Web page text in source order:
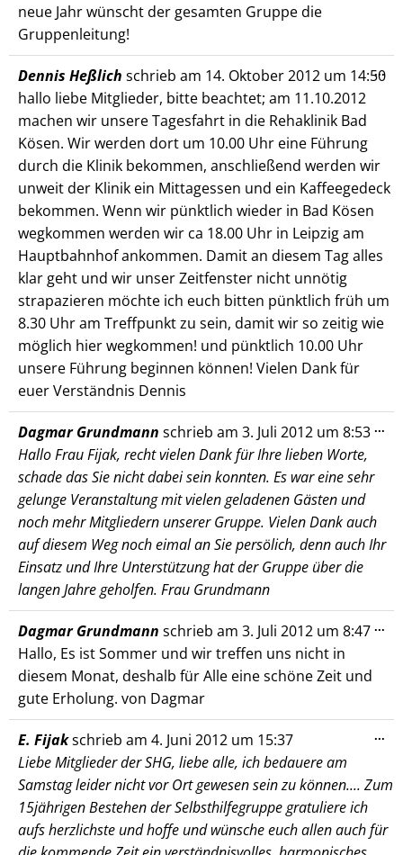
neue Jahr wünscht der gesamten Gruppe die
Gruppenleitung!
Dennis Heßlich schrieb am 14. Oktober 2012 um 14:50
hallo liebe Mitglieder, bitte beachtet; am 11.10.2012
machen wir unsere Tagesfahrt in die Rehaklinik Bad
Kösen. Wir werden dort um 10.00 Uhr eine Führung
durch die Klinik bekommen, anschließend werden wir
unweit der Klinik ein Mittagessen und ein Kaffeegedeck
bekommen. Wenn wir pünktlich wieder in Bad Kösen
wegkommen werden wir ca 18.00 Uhr in Leipzig am
Hauptbahnhof ankommen. Damit an diesem Tag alles
klar geht und wir unser Zeitfenster nicht unnötig
strapazieren möchte ich euch bitten pünktlich früh um
8.30 Uhr am Treffpunkt zu sein, damit wir so zeitig wie
möglich hier wegkommen! und pünktlich 10.00 Uhr
unsere Führung beginnen können! Vielen Dank für
euer Verständnis Dennis
...
Dagmar Grundmann schrieb am 3. Juli 2012 um 8:53
Hallo Frau Fijak, recht vielen Dank für Ihre lieben Worte,
schade das Sie nicht dabei sein konnten. Es war eine sehr
gelunge Veranstaltung mit vielen geladenen Gästen und
noch mehr Mitgliedern unserer Gruppe. Vielen Dank auch
auf diesem Weg noch eimal an Sie persölich, denn auch Ihr
Einsatz und Ihre Unterstützung hat der Gruppe über die
langen Jahre geholfen. Frau Grundmann
...
Dagmar Grundmann schrieb am 3. Juli 2012 um 8:47
Hallo, Es ist Sommer und wir treffen uns nicht in
diesem Monat, deshalb für Alle eine schöne Zeit und
gute Erholung. von Dagmar
...
E. Fijakschrieb am 4. Juni 2012 um 15:37
Liebe Mitglieder der SHG, liebe alle, ich bedauere am
Samstag leider nicht vor Ort gewesen sein zu können.... Zum
15jährigen Bestehen der Selbsthilfegruppe gratuliere ich
aufs herzlichste und hoffe und wünsche euch allen auch für
...